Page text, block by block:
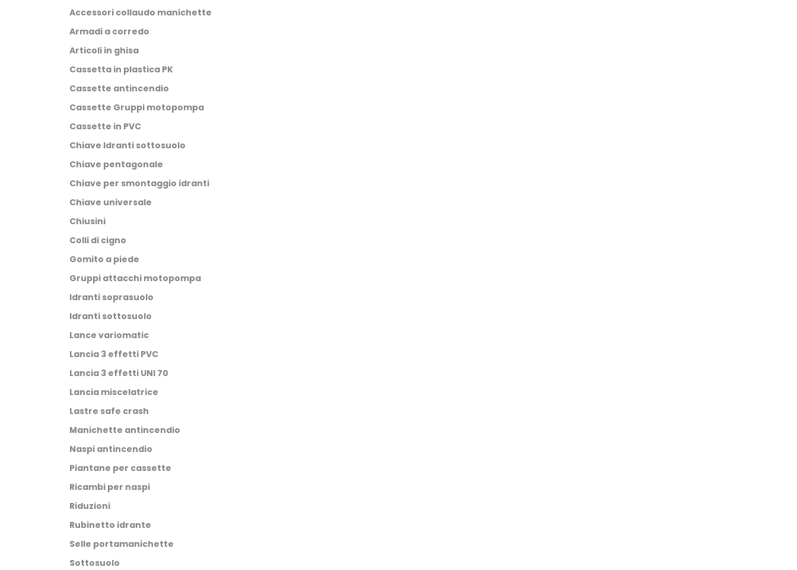
Accessori collaudo manichette
Armadi a corredo
Articoli in ghisa
Cassetta in plastica PK
Cassette antincendio
Cassette Gruppi motopompa
Cassette in PVC
Chiave Idranti sottosuolo
Chiave pentagonale
Chiave per smontaggio idranti
Chiave universale
Chiusini
Colli di cigno
Gomito a piede
Gruppi attacchi motopompa
Idranti soprasuolo
Idranti sottosuolo
Lance variomatic
Lancia 3 effetti PVC
Lancia 3 effetti UNI 70
Lancia miscelatrice
Lastre safe crash
Manichette antincendio
Naspi antincendio
Piantane per cassette
Ricambi per naspi
Riduzioni
Rubinetto idrante
Selle portamanichette
Sottosuolo